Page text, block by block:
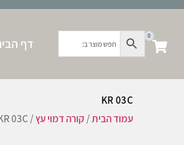
0
דף
KR 03C
עמוד הבית/ קורה דמוי עץ/ KR 03C